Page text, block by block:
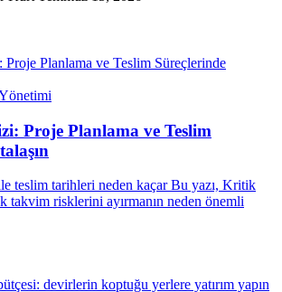
Proje Planlama ve Teslim
teslim tarihleri neden kaçar Bu yazı, Kritik
takvim risklerini ayırmanın neden önemli